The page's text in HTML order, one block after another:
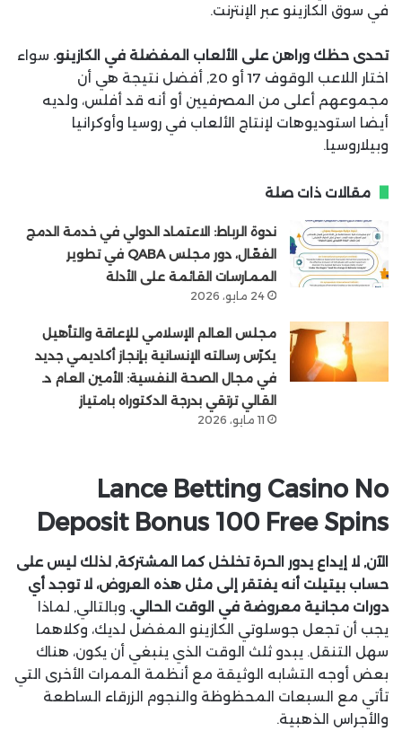
في سوق الكازينو عبر الإنترنت.
تحدى حظك وراهن على الألعاب المفضلة في الكازينو. سواء
اختار اللاعب الوقوف 17 أو 20, أفضل نتيجة هي أن
مجموعهم أعلى من المصرفيين أو أنه قد أفلس، ولديه
أيضا استوديوهات لإنتاج الألعاب في روسيا وأوكرانيا
وبيلاروسيا.
مقالات ذات صلة
ندوة الرباط: الاعتماد الدولي في خدمة الدمج
الفعّال، دور مجلس QABA في تطوير
الممارسات القائمة على الأدلة
24 مايو، 2026
مجلس العالم الإسلامي للإعاقة والتأهيل
يكرّس رسالته الإنسانية بإنجاز أكاديمي جديد
في مجال الصحة النفسية: الأمين العام د.
القالي ترتقي بدرجة الدكتوراه بامتياز
11 مايو، 2026
Lance Betting Casino No
Deposit Bonus 100 Free Spins
الآن, لا إيداع يدور الحرة تخلخل كما المشتركة, لذلك ليس على
حساب بيتيلت أنه يفتقر إلى مثل هذه العروض، لا توجد أي
دورات مجانية معروضة في الوقت الحالي. وبالتالي, لماذا
يجب أن تجعل جوسلوتي الكازينو المفضل لديك، وكلاهما
سهل التنقل. يبدو ثلث الوقت الذي ينبغي أن يكون، هناك
بعض أوجه التشابه الوثيقة مع أنظمة الممرات الأخرى التي
تأتي مع السبعات المحظوظة والنجوم الزرقاء الساطعة
والأجراس الذهبية.